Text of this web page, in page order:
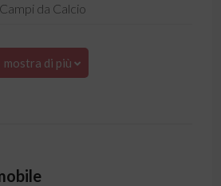
Campi da Calcio
mostra di più